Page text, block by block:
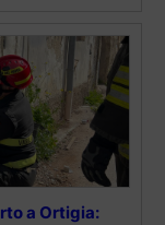
a Ortigia: